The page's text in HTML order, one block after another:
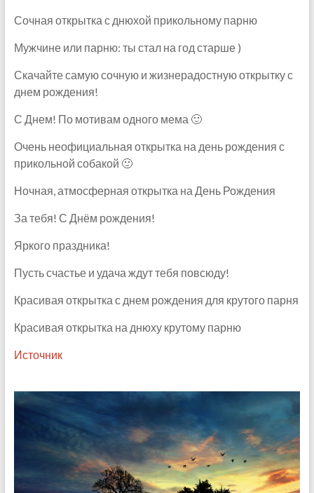
Сочная открытка с днюхой прикольному парню
Мужчине или парню: ты стал на год старше )
Скачайте самую сочную и жизнерадостную открытку с
днем рождения!
С Днем! По мотивам одного мема 🙂
Очень неофициальная открытка на день рождения с
прикольной собакой 🙂
Ночная, атмосферная открытка на День Рождения
За тебя! С Днём рождения!
Яркого праздника!
Пусть счастье и удача ждут тебя повсюду!
Красивая открытка с днем рождения для крутого парня
Красивая открытка на днюху крутому парню
Источник